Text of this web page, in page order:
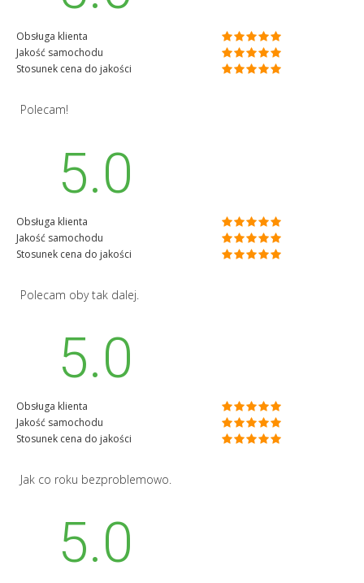
Obsługa klienta
Jakość samochodu
Stosunek cena do jakości
Polecam!
5.0
Obsługa klienta
Jakość samochodu
Stosunek cena do jakości
Polecam oby tak dalej.
5.0
Obsługa klienta
Jakość samochodu
Stosunek cena do jakości
Jak co roku bezproblemowo.
5.0